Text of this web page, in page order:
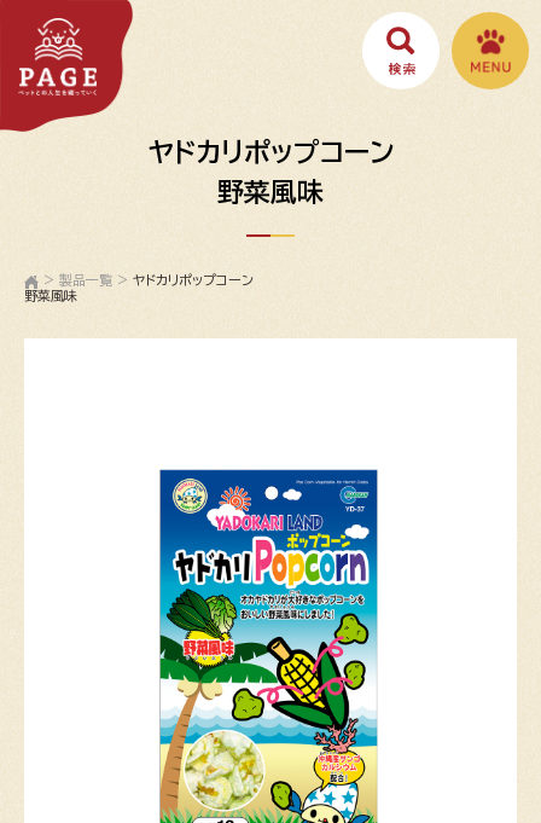
ヤドカリポップコーン
野菜風味
> 製品一覧 > ヤドカリポップコーン
野菜風味